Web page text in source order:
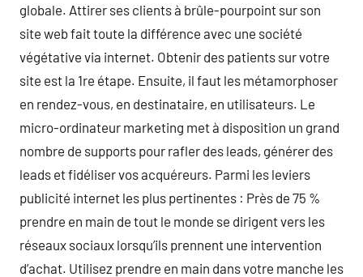
globale. Attirer ses clients à brûle-pourpoint sur son
site web fait toute la différence avec une société
végétative via internet. Obtenir des patients sur votre
site est la 1re étape. Ensuite, il faut les métamorphoser
en rendez-vous, en destinataire, en utilisateurs. Le
micro-ordinateur marketing met à disposition un grand
nombre de supports pour rafler des leads, générer des
leads et fidéliser vos acquéreurs. Parmi les leviers
publicité internet les plus pertinentes : Près de 75 %
prendre en main de tout le monde se dirigent vers les
réseaux sociaux lorsqu’ils prennent une intervention
d’achat. Utilisez prendre en main dans votre manche les